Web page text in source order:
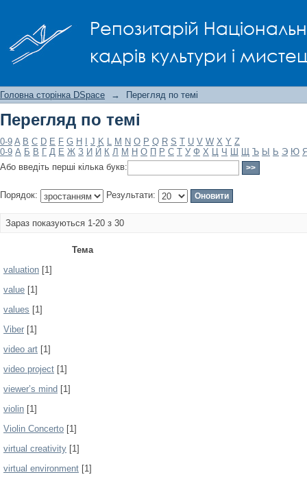
Репозитарій
кадрів культури і
Головна сторінка DSpace → Перегляд по темі
Перегляд по темі
0-9 A B C D E F G H J K L M N O P Q R S T U V W X Y Z
0-9 А Б В Г Д Е Ж З И Й К Л М Н О П Р С Т У Ф Х Ц Ч Ш Щ Ъ Ы Ь Э Ю
Або введіть перші кілька букв:
Порядок: Результати:
Зараз показуються 1-20 з 30
Тема
valuation [1]
value [1]
values [1]
Viber [1]
video art [1]
video project [1]
viewer’s mind [1]
violin [1]
Violin Concerto [1]
virtual creativity [1]
virtual environment [1]